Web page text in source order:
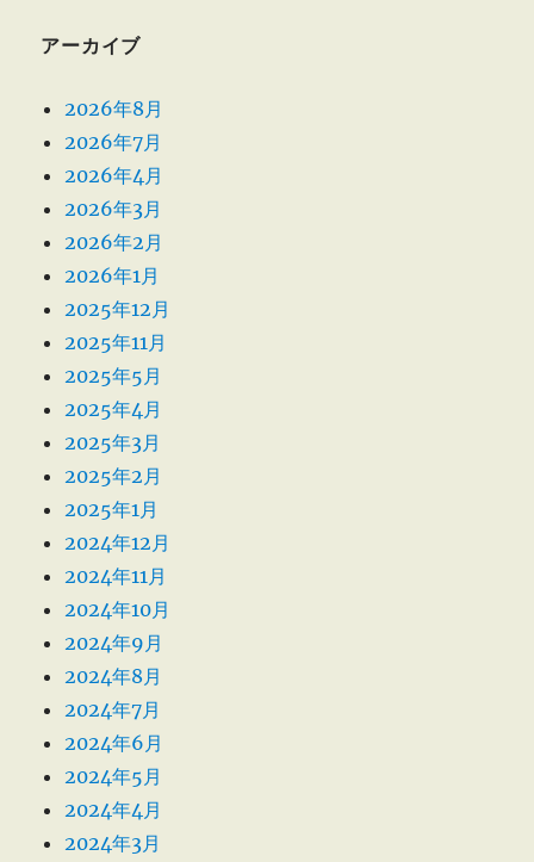
アーカイブ
2026年8月
2026年7月
2026年4月
2026年3月
2026年2月
2026年1月
2025年12月
2025年11月
2025年5月
2025年4月
2025年3月
2025年2月
2025年1月
2024年12月
2024年11月
2024年10月
2024年9月
2024年8月
2024年7月
2024年6月
2024年5月
2024年4月
2024年3月